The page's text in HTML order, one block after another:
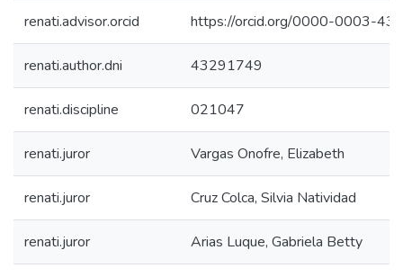
renati.advisor.orcid https://orcid.org/0000-0003-
renati.author.dni 43291749
renati.discipline 021047
renati.juror Vargas Onofre, Elizabeth
renati.juror Cruz Colca, Silvia Natividad
renati.juror Arias Luque, Gabriela Betty